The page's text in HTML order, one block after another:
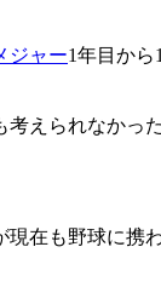
ジャー1年目か
えられなかっ
在も野球に携